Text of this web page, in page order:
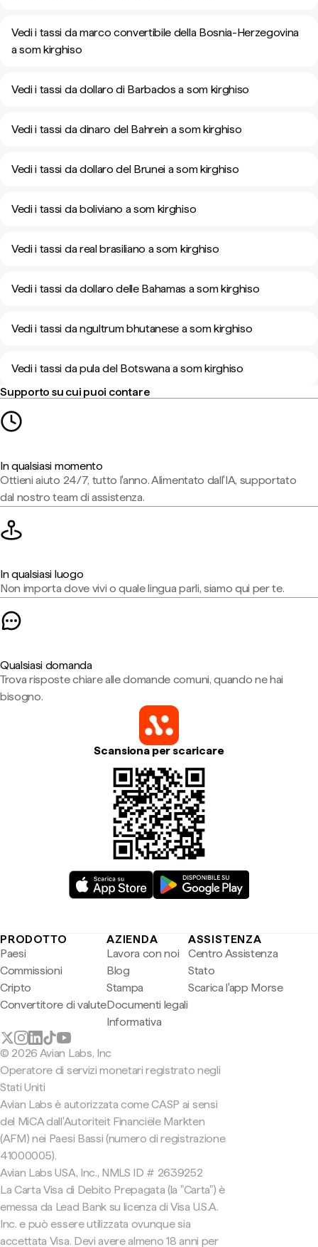
Vedi i tassi da marco convertibile della Bosnia-Herzegovina
a som kirghiso
Vedi i tassi da dollaro di Barbados a som kirghiso
Vedi i tassi da dinaro del Bahrein a som kirghiso
Vedi i tassi da dollaro del Brunei a som kirghiso
Vedi i tassi da boliviano a som kirghiso
Vedi i tassi da real brasiliano a som kirghiso
Vedi i tassi da dollaro delle Bahamas a som kirghiso
Vedi i tassi da ngultrum bhutanese a som kirghiso
Vedi i tassi da pula del Botswana a som kirghiso
Supporto su cui puoi contare
In qualsiasi momento
Ottieni aiuto 24/7, tutto l'anno. Alimentato dall'IA, supportato
dal nostro team di assistenza.
In qualsiasi luogo
Non importa dove vivi o quale lingua parli, siamo qui per te.
Qualsiasi domanda
Trova risposte chiare alle domande comuni, quando ne hai
bisogno.
Scansiona per scaricare
PRODOTTO
Paesi
Commissioni
Cripto
Convertitore di valute
AZIENDA
Lavora con noi
Blog
Stampa
Documenti legali
Informativa
ASSISTENZA
Centro Assistenza
Stato
Scarica l'app Morse
© 2026 Avian Labs, Inc
Operatore di servizi monetari registrato negli
Stati Uniti
Avian Labs è autorizzata come CASP ai sensi
del MiCA dall'Autoriteit Financiële Markten
(AFM) nei Paesi Bassi (numero di registrazione
41000005).
Avian Labs USA, Inc., NMLS ID # 2639252
La Carta Visa di Debito Prepagata (la "Carta") è
emessa da Lead Bank su licenza di Visa U.S.A.
Inc. e può essere utilizzata ovunque sia
accettata Visa. Devi avere almeno 18 anni per